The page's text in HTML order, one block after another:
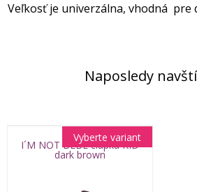
Veľkosť je univerzálna, vhodná pre
Naposledy
I´M NOT BEBE čiapka KID
dark brown
Vyberte variant